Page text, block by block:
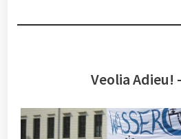
Veolia Adieu!